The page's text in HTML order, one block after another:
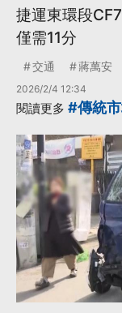
捷運東環段
僅需11分
交通 蔣萬安
2026/2/4 12:34
閱讀更多 #傳統